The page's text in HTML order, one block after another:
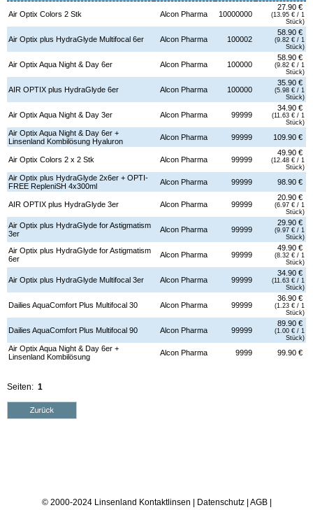
Air Optix Colors 2 Stk Alcon Pharma 10000000
27.90 €
(13.95 € / 1
Stück)
Air Optix plus HydraGlyde Multifocal 6er Alcon Pharma 100002
58.90 €
(9.82 € / 1
Stück)
Air Optix Aqua Night & Day 6er Alcon Pharma 100000
58.90 €
(9.82 € / 1
Stück)
AIR OPTIX plus HydraGlyde 6er Alcon Pharma 100000
35.90 €
(5.98 € / 1
Stück)
Air Optix Aqua Night & Day 3er Alcon Pharma 99999
34.90 €
(11.63 € / 1
Stück)
Air Optix Aqua Night & Day 6er +
Linsenland Kombilösung Hyaluron
Alcon Pharma 99999 109.90 €
Air Optix Colors 2 x 2 Stk Alcon Pharma 99999
49.90 €
(12.48 € / 1
Stück)
Air Optix plus HydraGlyde 2x6er + OPTI-
FREE RepleniSH 4x300ml
Alcon Pharma 99999 98.90 €
AIR OPTIX plus HydraGlyde 3er Alcon Pharma 99999
20.90 €
(6.97 € / 1
Stück)
Air Optix plus HydraGlyde for Astigmatism
3er
Alcon Pharma 99999
29.90 €
(9.97 € / 1
Stück)
Air Optix plus HydraGlyde for Astigmatism
6er
Alcon Pharma 99999
49.90 €
(8.32 € / 1
Stück)
Air Optix plus HydraGlyde Multifocal 3er Alcon Pharma 99999
34.90 €
(11.63 € / 1
Stück)
Dailies AquaComfort Plus Multifocal 30 Alcon Pharma 99999
36.90 €
(1.23 € / 1
Stück)
Dailies AquaComfort Plus Multifocal 90 Alcon Pharma 99999
89.90 €
(1.00 € / 1
Stück)
Air Optix Aqua Night & Day 6er +
Linsenland Kombilösung
Alcon Pharma 9999 99.90 €
Seiten: 1
© 2000-2024 Linsenland Kontaktlinsen | Datenschutz| AGB|